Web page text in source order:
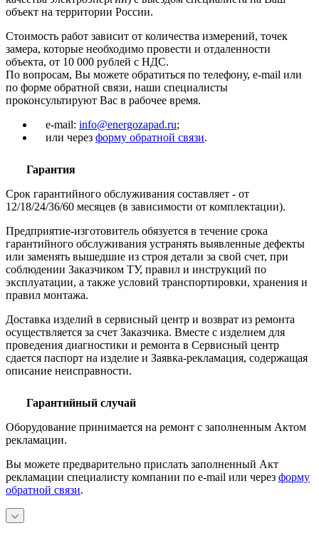
объект на территории России.
Стоимость работ зависит от количества измерений, точек
замера, которые необходимо провести и отдаленности
объекта, от 10 000 рублей с НДС.
По вопросам, Вы можете обратиться по телефону, e-mail или
по форме обратной связи, наши специалисты
проконсультируют Вас в рабочее время.
e-mail: info@energozapad.ru;
или через форму обратной связи.
Гарантия
Срок гарантийного обслуживания составляет - от
12/18/24/36/60 месяцев (в зависимости от комплектации).
Предприятие-изготовитель обязуется в течение срока
гарантийного обслуживания устранять выявленные дефекты
или заменять вышедшие из строя детали за свой счет, при
соблюдении Заказчиком ТУ, правил и инструкций по
эксплуатации, а также условий транспортировки, хранения и
правил монтажа.
Доставка изделий в сервисный центр и возврат из ремонта
осуществляется за счет Заказчика. Вместе с изделием для
проведения диагностики и ремонта в Сервисный центр
сдается паспорт на изделие и Заявка-рекламация, содержащая
описание неисправности.
Гарантийный случай
Оборудование принимается на ремонт с заполненным Актом
рекламации.
Вы можете предварительно прислать заполненный Акт
рекламации специалисту компании по e-mail или через форму
обратной связи.